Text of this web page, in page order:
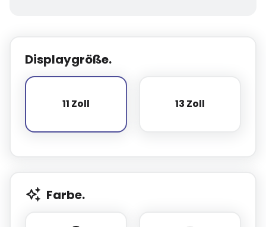
Displaygröße.
11 Zoll
11 Zoll 13 Zoll
13 Zoll
Farbe.